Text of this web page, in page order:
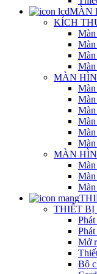
MÀN
KÍCH
Màn
Màn
Màn
Màn
MÀN
Màn
MÀN
THIẾT BỊ
Mở
Bộ